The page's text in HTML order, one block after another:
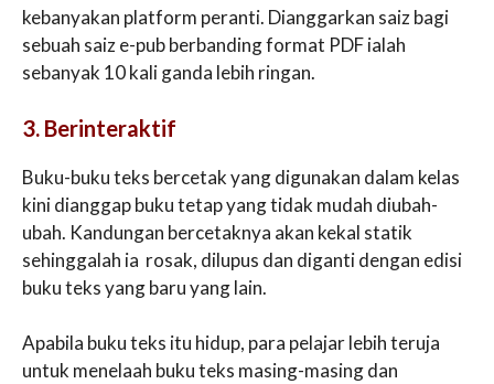
kebanyakan platform peranti. Dianggarkan saiz bagi
sebuah saiz e-pub berbanding format PDF ialah
sebanyak 10 kali ganda lebih ringan.
3. Berinteraktif
Buku-buku teks bercetak yang digunakan dalam kelas
kini dianggap buku tetap yang tidak mudah diubah-
ubah. Kandungan bercetaknya akan kekal statik
sehinggalah ia rosak, dilupus dan diganti dengan edisi
buku teks yang baru yang lain.
Apabila buku teks itu hidup, para pelajar lebih teruja
untuk menelaah buku teks masing-masing dan